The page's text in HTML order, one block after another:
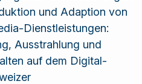
und Adaption von
Dienstleistungen:
Ausstrahlung und
auf dem Digital-